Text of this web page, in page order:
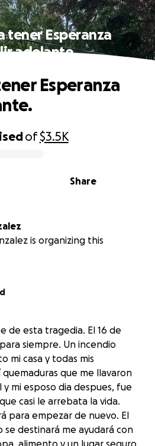
tener Esperanza
adelante.
of$3.5K
Share
Esperanza
is organizing this
de esta tragedia. El 16 de
siempre. Un incendio
mi casa y todas mis
que me llavaron
mi esposo dia despues, fue
casi le arrebata la vida.
para empezar de nuevo. El
se destinará me ayudará con
alimento y un lugar seguro